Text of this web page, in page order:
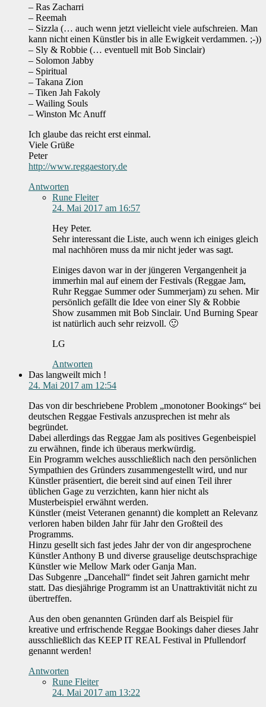
– Ras Zacharri
– Reemah
– Sizzla (… auch wenn jetzt vielleicht viele aufschreien. Man
kann nicht einen Künstler bis in alle Ewigkeit verdammen. ;-))
– Sly & Robbie (… eventuell mit Bob Sinclair)
– Solomon Jabby
– Spiritual
– Takana Zion
– Tiken Jah Fakoly
– Wailing Souls
– Winston Mc Anuff
Ich glaube das reicht erst einmal.
Viele Grüße
Peter
http://www.reggaestory.de
Antworten
Rune Fleiter
24. Mai 2017 am 16:57
Hey Peter.
Sehr interessant die Liste, auch wenn ich einiges gleich
mal nachhören muss da mir nicht jeder was sagt.
Einiges davon war in der jüngeren Vergangenheit ja
immerhin mal auf einem der Festivals (Reggae Jam,
Ruhr Reggae Summer oder Summerjam) zu sehen. Mir
persönlich gefällt die Idee von einer Sly & Robbie
Show zusammen mit Bob Sinclair. Und Burning Spear
ist natürlich auch sehr reizvoll. 🙂
LG
Antworten
Das langweilt mich !
24. Mai 2017 am 12:54
Das von dir beschriebene Problem „monotoner Bookings“ bei
deutschen Reggae Festivals anzusprechen ist mehr als
begründet.
Dabei allerdings das Reggae Jam als positives Gegenbeispiel
zu erwähnen, finde ich überaus merkwürdig.
Ein Programm welches ausschließlich nach den persönlichen
Sympathien des Gründers zusammengestellt wird, und nur
Künstler präsentiert, die bereit sind auf einen Teil ihrer
üblichen Gage zu verzichten, kann hier nicht als
Musterbeispiel erwähnt werden.
Künstler (meist Veteranen genannt) die komplett an Relevanz
verloren haben bilden Jahr für Jahr den Großteil des
Programms.
Hinzu gesellt sich fast jedes Jahr der von dir angesprochene
Künstler Anthony B und diverse grauselige deutschsprachige
Künstler wie Mellow Mark oder Ganja Man.
Das Subgenre „Dancehall“ findet seit Jahren garnicht mehr
statt. Das diesjährige Programm ist an Unattraktivität nicht zu
übertreffen.
Aus den oben genannten Gründen darf als Beispiel für
kreative und erfrischende Reggae Bookings daher dieses Jahr
ausschließlich das KEEP IT REAL Festival in Pfullendorf
genannt werden!
Antworten
Rune Fleiter
24. Mai 2017 am 13:22